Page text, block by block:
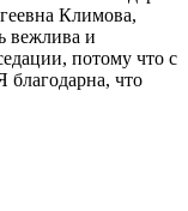
Климова,
вежлива и
потому что с
что